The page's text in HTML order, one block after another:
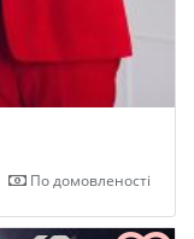
По домовленості